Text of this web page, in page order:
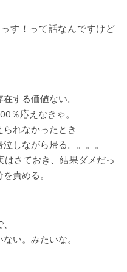
す！って話なんですけど
する価値ない。
％応えなきゃ。
れなかったとき
しながら帰る。。。。
さておき、結果ダメだっ
責める。
い。みたいな。